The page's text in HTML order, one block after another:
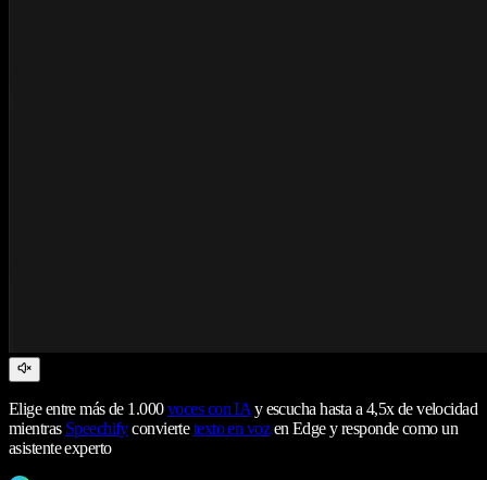
Elige entre más de 1.000voces con IA y escucha hasta a 4,5x de velocidad
mientras Speechifyconviertetexto en vozen Edge y responde como un
asistente experto